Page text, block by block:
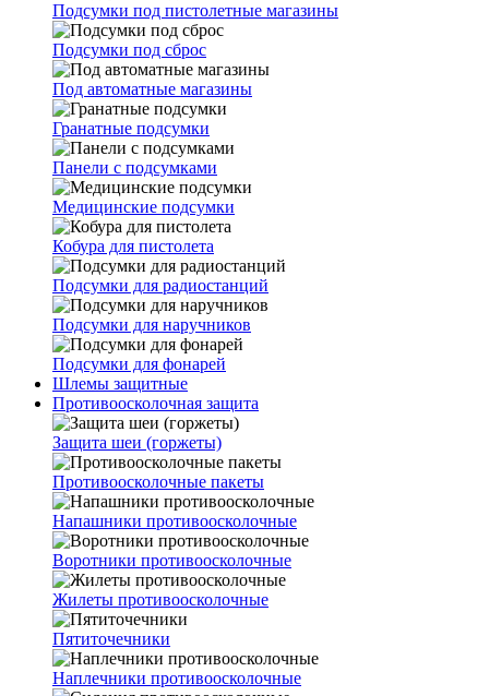
Подсумки под пистолетные магазины
Подсумки под сброс
Под автоматные магазины
Гранатные подсумки
Панели с подсумками
Медицинские подсумки
Кобура для пистолета
Подсумки для радиостанций
Подсумки для наручников
Подсумки для фонарей
Шлемы защитные
Противоосколочная защита
Защита шеи (горжеты)
Противоосколочные пакеты
Напашники противоосколочные
Воротники противоосколочные
Жилеты противоосколочные
Пятиточечники
Наплечники противоосколочные